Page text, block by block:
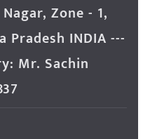
Zone - 1,
Pradesh INDIA ---
Mr. Sachin